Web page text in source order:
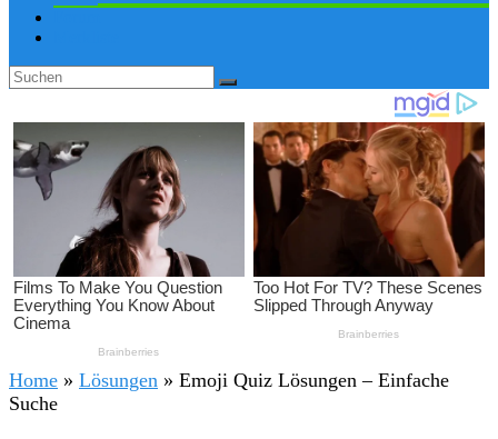
Home » Lösungen » Emoji Quiz Lösungen – Einfache
Suche